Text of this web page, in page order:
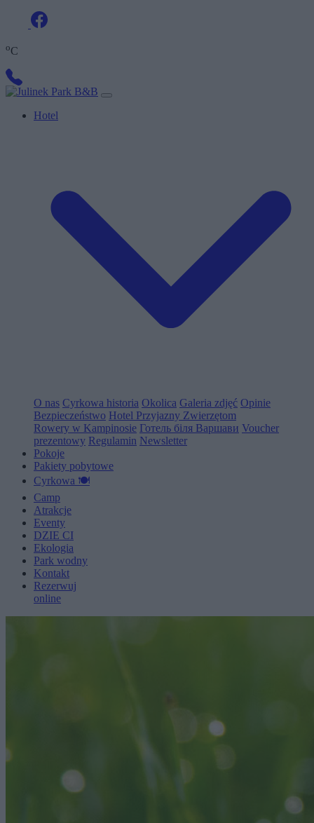
oC
Hotel
O nas Cyrkowa historia Okolica Galeria zdjęć Opinie
Bezpieczeństwo Hotel Przyjazny Zwierzętom
Rowery w Kampinosie Готель біля Варшави Voucher
prezentowy Regulamin Newsletter
Pokoje
Pakiety pobytowe
Cyrkowa 🍽️
Camp
Atrakcje
Eventy
DZIE CI
Ekologia
Park wodny
Kontakt
Rezerwuj
online